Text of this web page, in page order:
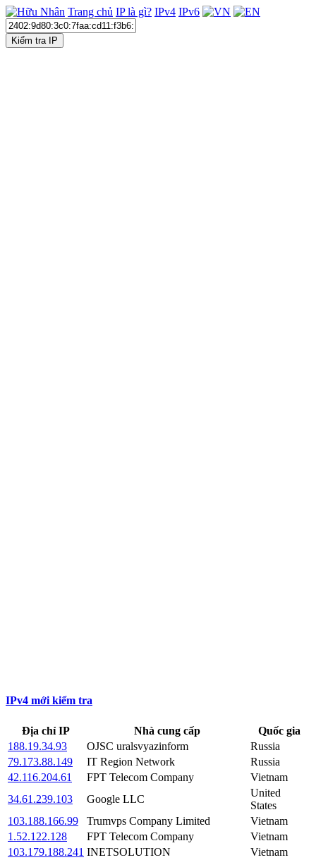
Trang chủ IP là gì? IPv4 IPv6
Kiểm tra IP
IPv4 mới kiểm tra
Địa chỉ IP Nhà cung cấp
Quốc gia
188.19.34.93
OJSC uralsvyazinform
Russia
79.173.88.149
IT Region Network
Russia
42.116.204.61
FPT Telecom Company
Vietnam
34.61.239.103
Google LLC
United
States
103.188.166.99
Trumvps Company Limited
Vietnam
1.52.122.128
FPT Telecom Company
Vietnam
103.179.188.241 INETSOLUTION
Vietnam